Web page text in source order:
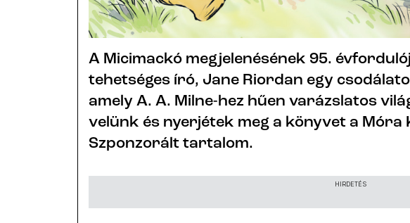
A Micimackó megjelenésének 95.
tehetséges író, Jane Riordan egy
amely A. A. Milne-hez hűen varázslatos
velünk és nyerjétek meg a könyvet a Móra
Szponzorált tartalom.
HIRDETÉS